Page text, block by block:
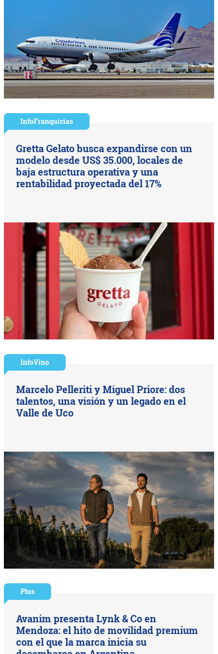
InfoFranquicias
Gretta Gelato busca expandirse con un
modelo desde US$ 35.000, locales de
baja estructura operativa y una
rentabilidad proyectada del 17%
InfoVino
Marcelo Pelleriti y Miguel Priore: dos
talentos, una visión y un legado en el
Valle de Uco
Plus
Avanim presenta Lynk & Co en
Mendoza: el hito de movilidad premium
con el que la marca inicia su